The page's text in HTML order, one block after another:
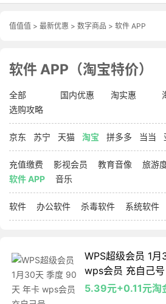
值值值 > 最新优惠 > 数字商品 > 软件 APP
软件 APP（淘宝特价）
全部 国内优惠 淘实惠
选购攻略
京东 苏宁 天猫 淘宝 拼多多 当当
充值缴费 影视会员 教育音像 旅游
软件 APP
音乐
软件 办公软件 杀毒软件 系统软件
WPS超级会员 1
wps会员 充自己号
5.39元+0.11元淘